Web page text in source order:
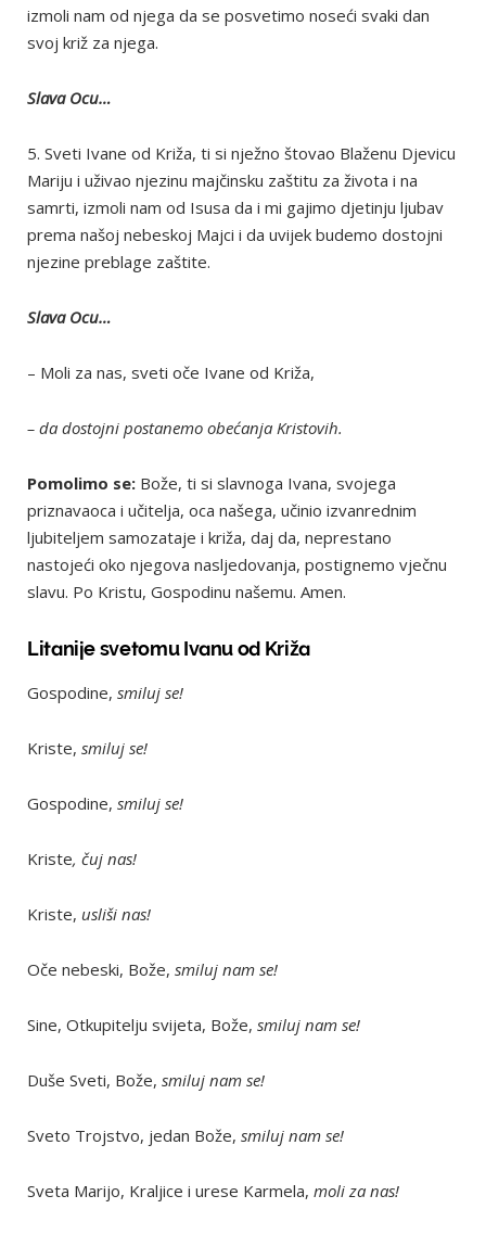
izmoli nam od njega da se posvetimo noseći svaki dan
svoj križ za njega.
Slava Ocu…
5. Sveti Ivane od Križa, ti si nježno štovao Blaženu Djevicu
Mariju i uživao njezinu majčinsku zaštitu za života i na
samrti, izmoli nam od Isusa da i mi gajimo djetinju ljubav
prema našoj nebeskoj Majci i da uvijek budemo dostojni
njezine preblage zaštite.
Slava Ocu…
– Moli za nas, sveti oče Ivane od Križa,
– da dostojni postanemo obećanja Kristovih.
Pomolimo se: Bože, ti si slavnoga Ivana, svojega
priznavaoca i učitelja, oca našega, učinio izvanrednim
ljubiteljem samozataje i križa, daj da, neprestano
nastojeći oko njegova nasljedovanja, postignemo vječnu
slavu. Po Kristu, Gospodinu našemu. Amen.
Litanije svetomu Ivanu od Križa
Gospodine, smiluj se!
Kriste, smiluj se!
Gospodine, smiluj se!
Kriste, čuj nas!
Kriste, usliši nas!
Oče nebeski, Bože, smiluj nam se!
Sine, Otkupitelju svijeta, Bože, smiluj nam se!
Duše Sveti, Bože, smiluj nam se!
Sveto Trojstvo, jedan Bože, smiluj nam se!
Sveta Marijo, Kraljice i urese Karmela, moli za nas!